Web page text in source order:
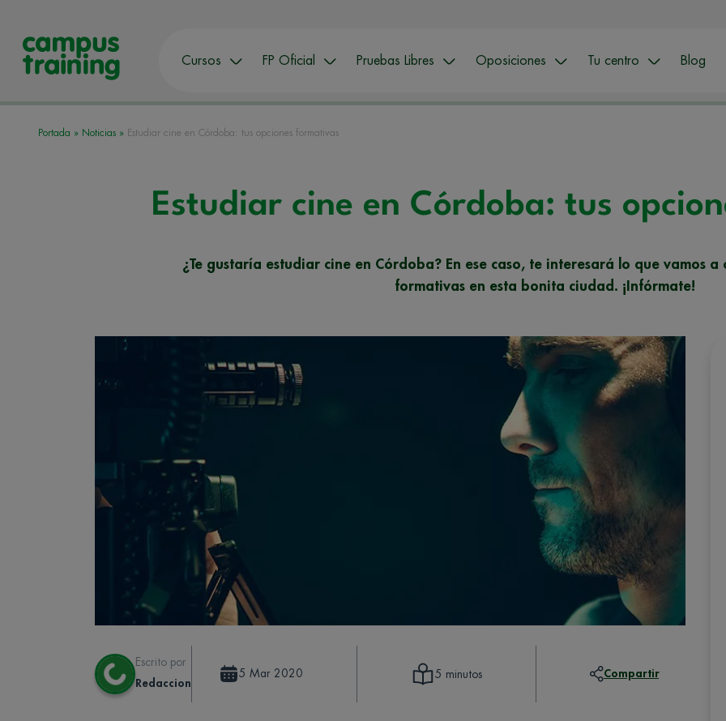
Cursos FP Oficial Pruebas Libres Oposiciones Tu centro Blog
Portada » Noticias » Estudiar cine en Córdoba: tus opciones formativas
Estudiar cine en Córdoba: tus
¿Te gustaría estudiar cine en Córdoba? En ese caso, te interesará lo que vamos
formativas en esta bonita ciudad. ¡Infórmate!
Escrito por
Redaccion
5 Mar 2020 5 minutos Compartir